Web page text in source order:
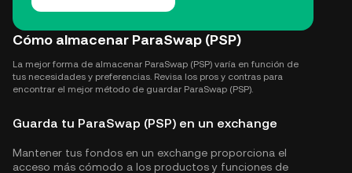
Cómo almacenar ParaSwap (PSP)
La mejor forma de almacenar ParaSwap (PSP) varía en función de
tus necesidades y preferencias. Revisa los pros y contras para
encontrar el mejor método de guardar ParaSwap (PSP).
Guarda tu ParaSwap (PSP) en un exchange
Mantener tus fondos en un exchange proporciona el
acceso más cómodo a los productos y funciones de